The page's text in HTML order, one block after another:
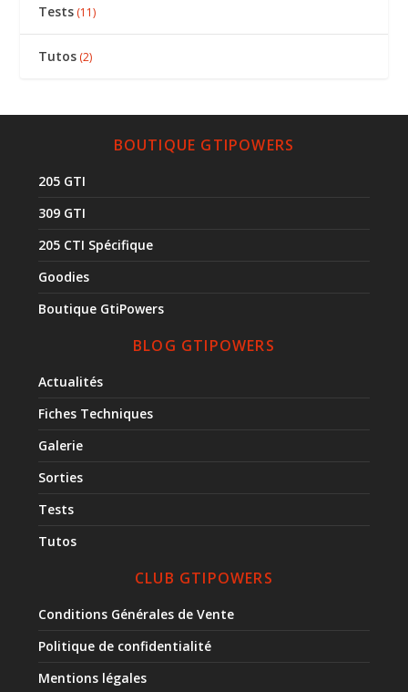
Tests (11)
Tutos (2)
BOUTIQUE GTIPOWERS
205 GTI
309 GTI
205 CTI Spécifique
Goodies
Boutique GtiPowers
BLOG GTIPOWERS
Actualités
Fiches Techniques
Galerie
Sorties
Tests
Tutos
CLUB GTIPOWERS
Conditions Générales de Vente
Politique de confidentialité
Mentions légales